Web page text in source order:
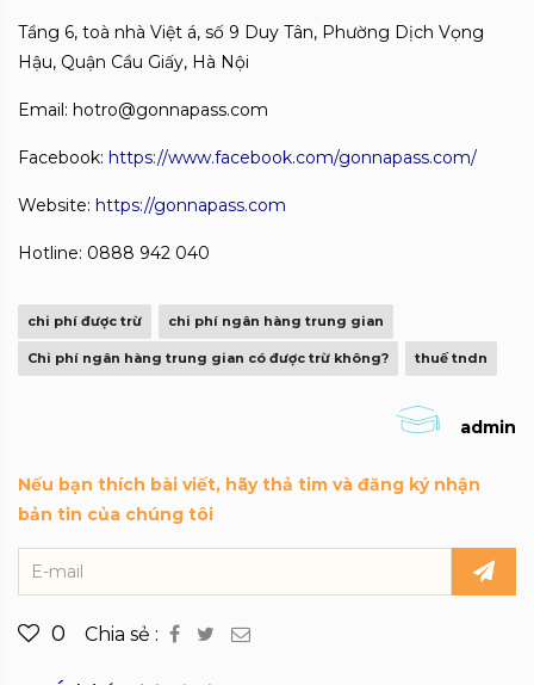
Tầng 6, toà nhà Việt á, số 9 Duy Tân, Phường Dịch Vọng
Hậu, Quận Cầu Giấy, Hà Nội
Email: hotro@gonnapass.com
Facebook: https://www.facebook.com/gonnapass.com/
Website: https://gonnapass.com
Hotline: 0888 942 040
chi phí được trừ chi phí ngân hàng trung gian
Chi phí ngân hàng trung gian có được trừ không? thuế tndn
admin
Nếu bạn thích bài viết, hãy thả tim và đăng ký nhận
bản tin của chúng tôi
0 Chia sẻ :